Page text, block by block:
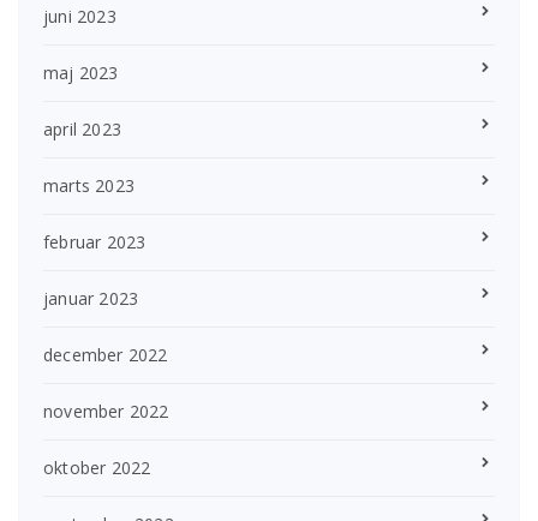
juni 2023
maj 2023
april 2023
marts 2023
februar 2023
januar 2023
december 2022
november 2022
oktober 2022